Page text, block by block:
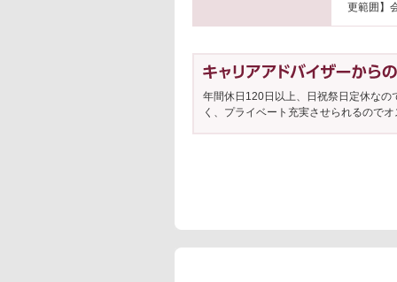
更範囲】
年間休日120日以上、日祝祭日定休な
く、プライベート充実させられるので